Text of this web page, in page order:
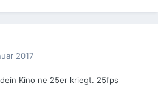
2017
Kino ne 25er kriegt. 25fps